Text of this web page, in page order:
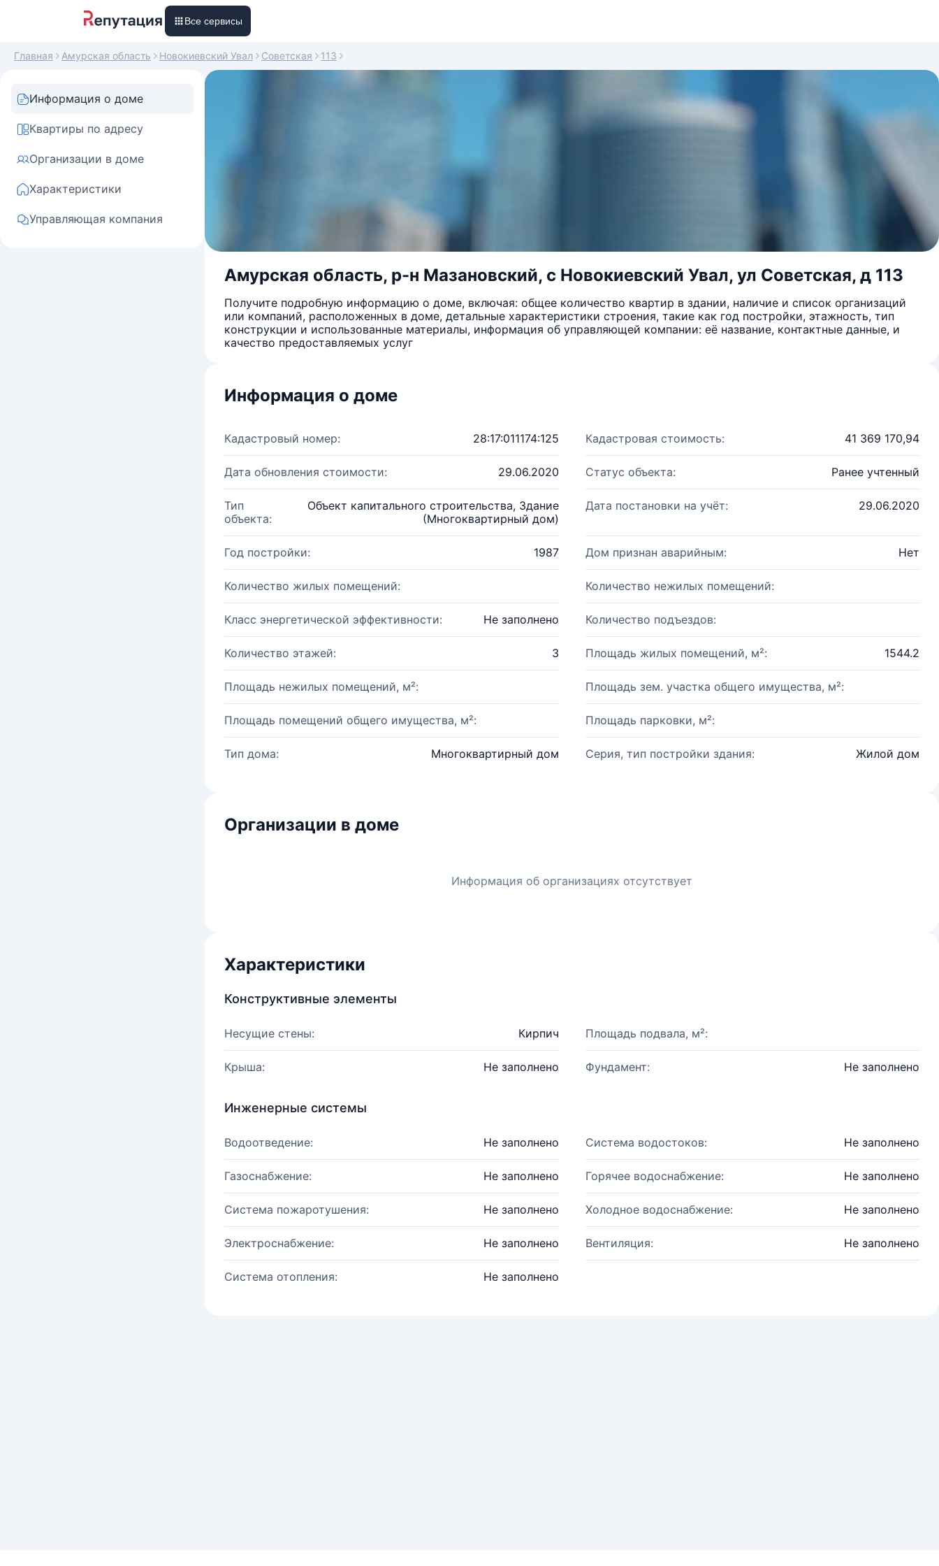
Все сервисы
Главная Амурская область Новокиевский Увал Советская 113
Информация о доме
Квартиры по адресу
Организации в доме
Характеристики
Управляющая компания
Амурская область, р-н Мазановский, с Новокиевский Увал, ул Советская, д 113
Получите подробную информацию о доме, включая: общее количество квартир в здании, наличие и список организаций
или компаний, расположенных в доме, детальные характеристики строения, такие как год постройки, этажность, тип
конструкции и использованные материалы, информация об управляющей компании: её название, контактные данные, и
качество предоставляемых услуг
Информация о доме
Кадастровый номер: 28:17:011174:125 Кадастровая стоимость: 41 369 170,94
Дата обновления стоимости: 29.06.2020 Статус объекта: Ранее учтенный
Тип
объекта:
Объект капитального строительства, Здание
(Многоквартирный дом)
Дата постановки на учёт: 29.06.2020
Год постройки: 1987 Дом признан аварийным: Нет
Количество жилых помещений: Количество нежилых помещений:
Класс энергетической эффективности: Не заполнено Количество подъездов:
Количество этажей: 3 Площадь жилых помещений, м²: 1544.2
Площадь нежилых помещений, м²: Площадь зем. участка общего имущества, м²:
Площадь помещений общего имущества, м²: Площадь парковки, м²:
Тип дома: Многоквартирный дом Серия, тип постройки здания: Жилой дом
Организации в доме
Информация об организациях отсутствует
Характеристики
Конструктивные элементы
Несущие стены: Кирпич Площадь подвала, м²:
Крыша: Не заполнено Фундамент: Не заполнено
Инженерные системы
Водоотведение: Не заполнено Система водостоков: Не заполнено
Газоснабжение: Не заполнено Горячее водоснабжение: Не заполнено
Система пожаротушения: Не заполнено Холодное водоснабжение: Не заполнено
Электроснабжение: Не заполнено Вентиляция: Не заполнено
Система отопления: Не заполнено